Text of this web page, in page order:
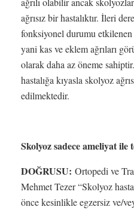
ağrısız bir hastalıktır. İleri
fonksiyonel durumu etkilenen
yani kas ve eklem ağrıları
olarak daha az öneme
hastalığa kıyasla skolyoz
edilmektedir.
Skolyoz sadece ameliyat
DOĞRUSU: Ortopedi ve
Mehmet Tezer “Skolyoz
önce kesinlikle egzersiz ve/